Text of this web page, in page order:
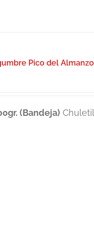
Pico del
(Bandeja)